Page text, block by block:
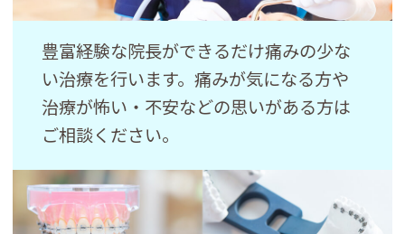
豊富経験な院長ができるだけ痛みの少な
い治療を行います。痛みが気になる方や
治療が怖い・不安などの思いがある方は
ご相談ください。